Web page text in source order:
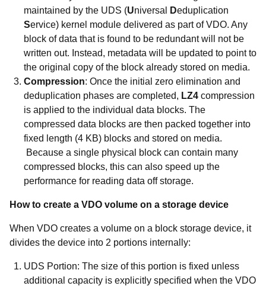
maintained by the UDS (Universal Deduplication
Service) kernel module delivered as part of VDO. Any
block of data that is found to be redundant will not be
written out. Instead, metadata will be updated to point to
the original copy of the block already stored on media.
Compression: Once the initial zero elimination and
deduplication phases are completed, LZ4 compression
is applied to the individual data blocks. The
compressed data blocks are then packed together into
fixed length (4 KB) blocks and stored on media.
Because a single physical block can contain many
compressed blocks, this can also speed up the
performance for reading data off storage.
How to create a VDO volume on a storage device
When VDO creates a volume on a block storage device, it
divides the device into 2 portions internally:
UDS Portion: The size of this portion is fixed unless
additional capacity is explicitly specified when the VDO